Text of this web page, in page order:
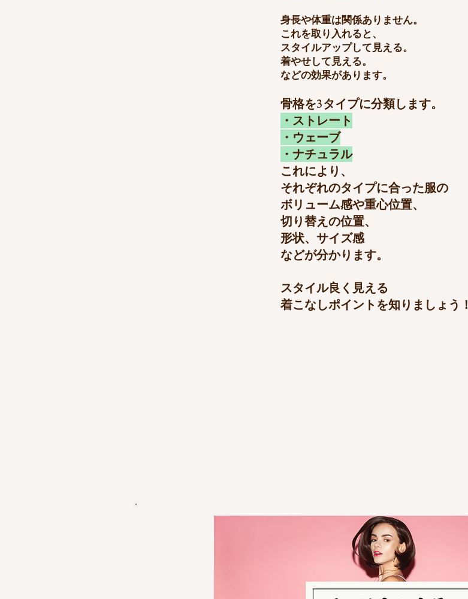
身長や体重は関係ありません。
​これを取り入れると、
スタイルアップして見える。
着やせして見える。
などの効果があります。
骨格を3タイプに分類します。
・ストレート
・ウェーブ
・ナチュラル
これにより、
それぞれのタイプに合った服の
ボリューム感や重心位置、
切り替えの位置、
形状、サイズ感
などが分かります。
​スタイル良く見える
着こなしポイントを知りましょう！